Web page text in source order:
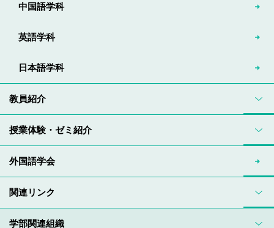
学部関連組織
中国語学科
英語学科
日本語学科
教員紹介
授業体験・ゼミ紹介
外国語学会
関連リンク